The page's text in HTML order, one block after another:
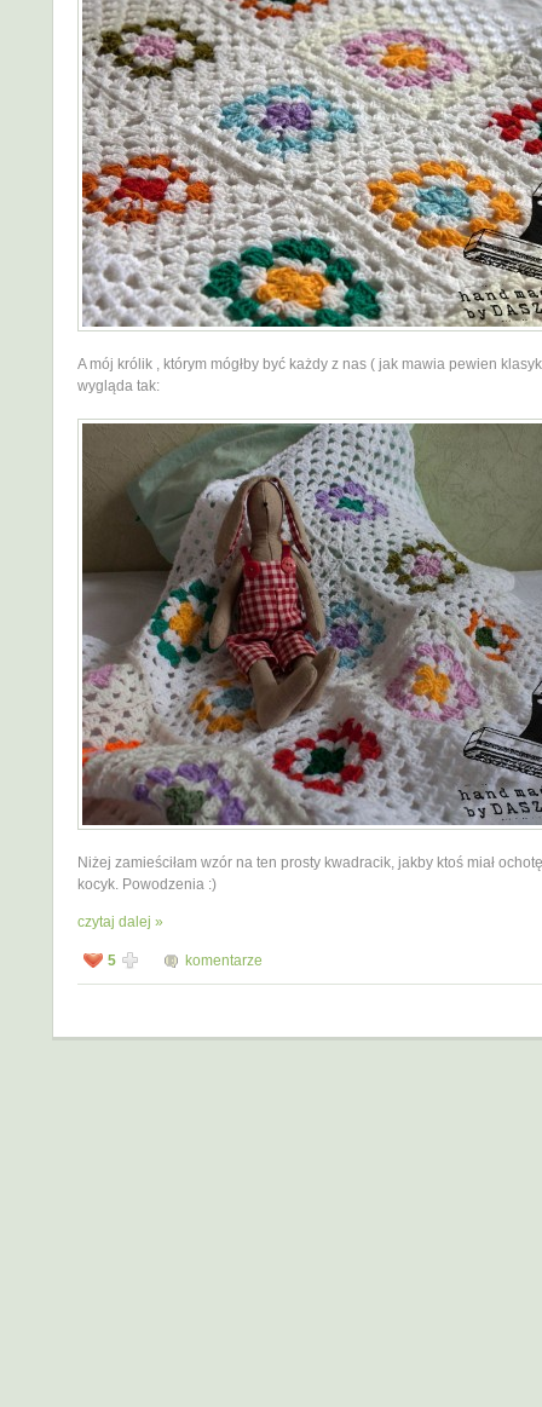
A mój królik , którym mógłby być każdy z nas ( jak mawia pewien
wygląda tak:
Niżej zamieściłam wzór na ten prosty kwadracik, jakby ktoś miał
kocyk. Powodzenia :)
czytaj dalej »
5 komentarze